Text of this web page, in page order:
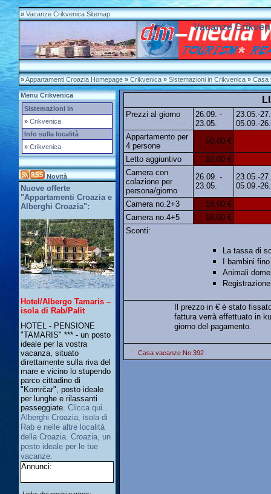
» Vacanze Crikvenica Sitemap
Vacanze
»Appartamenti Croazia Homepage » Crikvenica » Sistemazioni in Crikvenica » Casa
Menu Crikvenica
Sistemazioni in
» Crikvenica
Info sulla località
» Crikvenica
Novità
Nuove offerte
"Appartamenti Croazia e
Alberghi Croazia":
Hotel/Albergo Tamaris –
isola di Rab/Palit
HOTEL - PENSIONE
"TAMARIS" *** - un posto
ideale per la vostra
vacanza, situato
direttamente sulla riva del
mare e vicino lo stupendo
parco cittadino di
"Komrčar", posto ideale
per lunghe e rilassanti
passeggiate. Clicca qui...
Alberghi Croazia, isola di
Rab e nelle altre località
della Croazia. Croazia, un
posto ideale per le tue
vacanze.
Annunci:
Prezzi al giorno
26.09. -
23.05.
23.05.-
05.09.-
Appartamento per
4 persone
50,00 €
Letto aggiuntivo
10,00 €
Camera con
colazione per
persona/giorno
26.09. -
23.05.
23.05.-
05.09.-
Camera no.2+3
18,00 €
Camera no.4+5
16,00 €
Sconti:
La tassa di
I bambini
Animali
Il prezzo in € è stato
fattura verrà effettuato in
giorno del pagamento.
Casa vacanze No.392